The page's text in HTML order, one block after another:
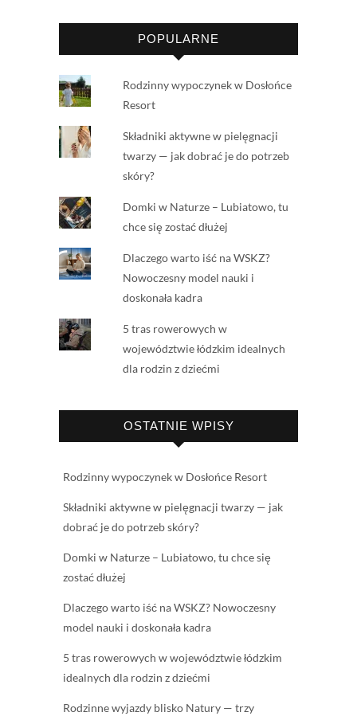
POPULARNE
Rodzinny wypoczynek w Dosłońce
Resort
Składniki aktywne w pielęgnacji
twarzy — jak dobrać je do potrzeb
skóry?
Domki w Naturze – Lubiatowo, tu
chce się zostać dłużej
Dlaczego warto iść na WSKZ?
Nowoczesny model nauki i
doskonała kadra
5 tras rowerowych w
województwie łódzkim idealnych
dla rodzin z dziećmi
OSTATNIE WPISY
Rodzinny wypoczynek w Dosłońce Resort
Składniki aktywne w pielęgnacji twarzy — jak
dobrać je do potrzeb skóry?
Domki w Naturze – Lubiatowo, tu chce się
zostać dłużej
Dlaczego warto iść na WSKZ? Nowoczesny
model nauki i doskonała kadra
5 tras rowerowych w województwie łódzkim
idealnych dla rodzin z dziećmi
Rodzinne wyjazdy blisko Natury — trzy